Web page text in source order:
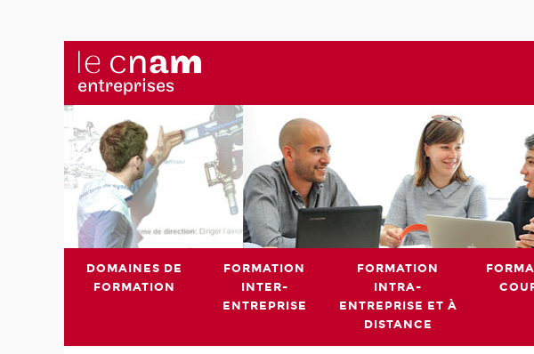
DOMAINES DE
FORMATION
FORMATION
INTER-
ENTREPRISE
FORMATION
INTRA-
ENTREPRISE ET À
DISTANCE